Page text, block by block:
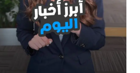
01:00